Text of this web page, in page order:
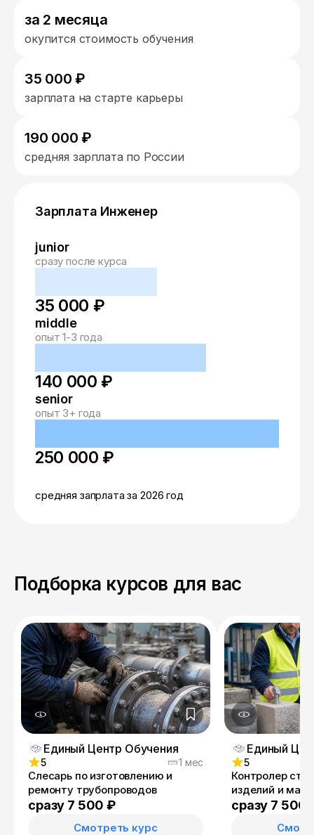
за 2 месяца
окупится стоимость обучения
35 000 ₽
зарплата на старте карьеры
190 000 ₽
средняя зарплата по России
Зарплата Инженер
junior
сразу после курса
35 000 ₽
middle
опыт 1-3 года
140 000 ₽
senior
опыт 3+ года
250 000 ₽
средняя запрлата за 2026 год
Подборка курсов для вас
Единый Центр Обучения
5 1 мес
Слесарь по изготовлению и
ремонту трубопроводов
сразу 7 500 ₽
Смотреть курс
Единый
5
Контролер
изделий и
сразу 7 500